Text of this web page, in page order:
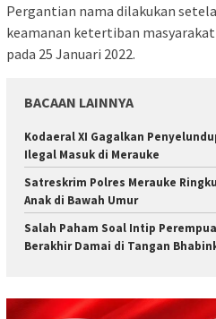
Pergantian nama dilakukan
keamanan ketertiban
pada 25 Januari 2022.
BACAAN LAINNYA
​Kodaeral XI Gagalkan
Ilegal Masuk di Merauke
Satreskrim Polres Merauke
Anak di Bawah Umur
Salah Paham Soal Intip
Berakhir Damai di Tangan